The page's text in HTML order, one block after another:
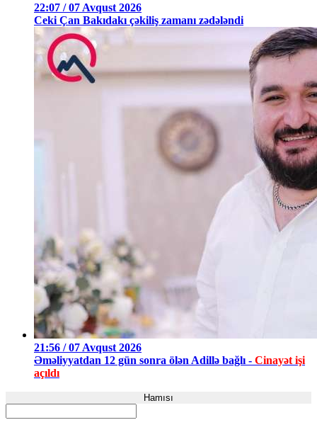
22:07 / 07 Avqust 2026
Ceki Çan Bakıdakı çəkiliş zamanı zədələndi
21:56 / 07 Avqust 2026
Əməliyyatdan 12 gün sonra ölən Adillə bağlı - Cinayət işi
açıldı
Hamısı